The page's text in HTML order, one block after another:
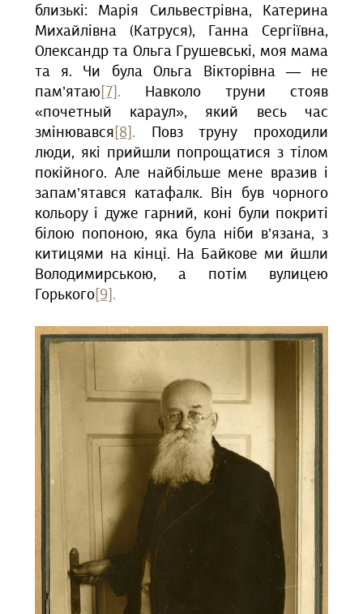
близькі: Марія Сильвестрівна, Катерина
Михайлівна (Катруся), Ганна Сергіївна,
Олександр та Ольга Грушевські, моя мама
та я. Чи була Ольга Вікторівна — не
пам’ятаю [7] .
Навколо труни стояв
«почетный караул», який весь час
змінювався [8] .
Повз труну проходили
люди, які прийшли попрощатися з тілом
покійного. Але найбільше мене вразив і
запам’ятався катафалк. Він був чорного
кольору і дуже гарний, коні були покриті
білою попоною, яка була ніби в’язана, з
китицями на кінці. На Байкове ми йшли
Володимирською, а потім вулицею
Горького[9] .